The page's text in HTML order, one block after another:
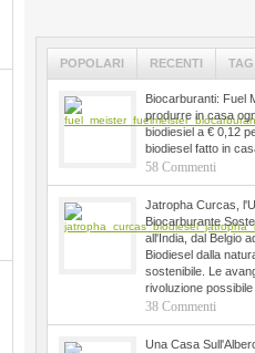
POPOLARI RECENTI TAG
Biocarburanti: Fuel
produrre in casa
biodiesiel a € 0,12
biodiesel fatto in
58 Commenti
Jatropha Curcas,
Biocarburante
all'India, dal Belgio
Biodiesel dalla
sostenibile. Le
rivoluzione possibile
38 Commenti
Una Casa